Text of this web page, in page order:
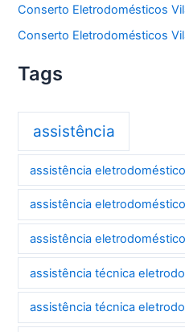
Conserto Eletrodomésticos
Conserto Eletrodomésticos
Tags
assistência
assistência
assistência
assistência
assistência técnica
assistência técnica